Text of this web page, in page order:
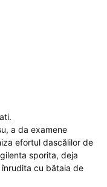
a da examene
efortul dascălilor de
sporita, deja
cu bătaia de